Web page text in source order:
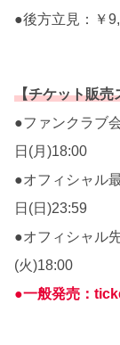
●後方立見：￥
【チケット販売
●ファンクラブ
日(月)18:00
●オフィシャル
日(日)23:59
●オフィシャル
(火)18:00
●一般発売：